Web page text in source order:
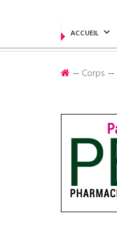
ACCUEIL
Corps